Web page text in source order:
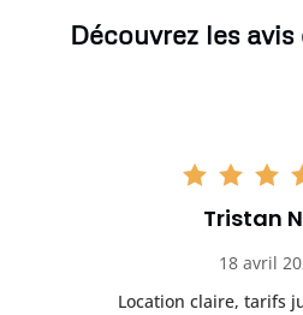
Découvrez les
Tristan
18 avril
Location claire, tarifs